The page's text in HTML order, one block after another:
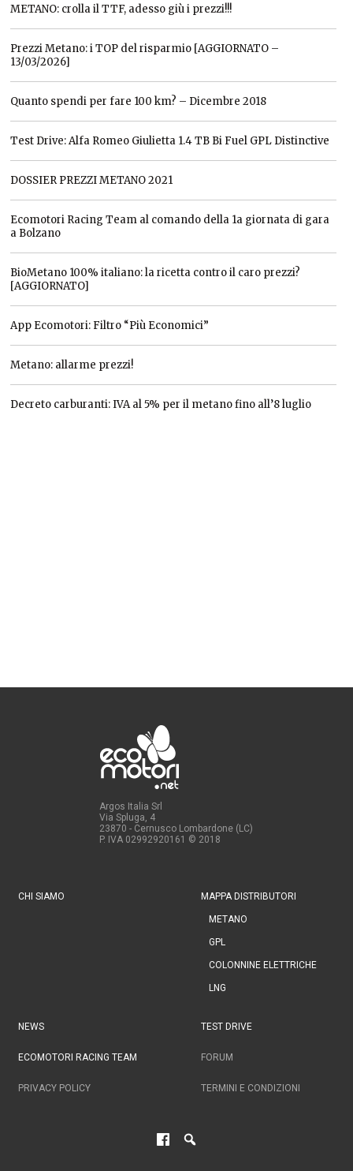
METANO: crolla il TTF, adesso giù i prezzi!!!
Prezzi Metano: i TOP del risparmio [AGGIORNATO –
13/03/2026]
Quanto spendi per fare 100 km? – Dicembre 2018
Test Drive: Alfa Romeo Giulietta 1.4 TB Bi Fuel GPL Distinctive
DOSSIER PREZZI METANO 2021
Ecomotori Racing Team al comando della 1a giornata di gara
a Bolzano
BioMetano 100% italiano: la ricetta contro il caro prezzi?
[AGGIORNATO]
App Ecomotori: Filtro “Più Economici”
Metano: allarme prezzi!
Decreto carburanti: IVA al 5% per il metano fino all’8 luglio
Argos Italia Srl
Via Spluga, 4
23870 - Cernusco Lombardone (LC)
P. IVA 02992920161 © 2018
CHI SIAMO MAPPA DISTRIBUTORI
METANO
GPL
COLONNINE ELETTRICHE
LNG
NEWS TEST DRIVE
ECOMOTORI RACING TEAM FORUM
PRIVACY POLICY TERMINI E CONDIZIONI